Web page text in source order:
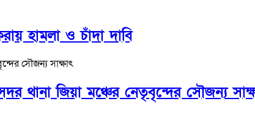
হামলা ও চাঁদা দাবি
থানা জিয়া মঞ্চের নেতৃবৃন্দের সৌজন্য